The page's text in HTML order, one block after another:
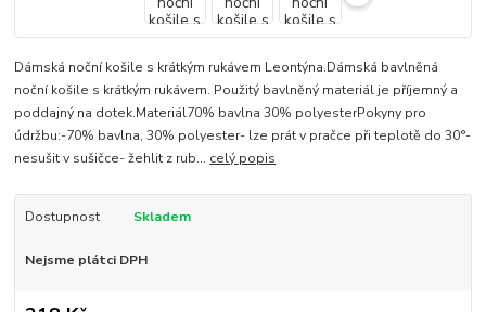
Dámská noční košile s krátkým rukávem Leontýna.Dámská bavlněná
noční košile s krátkým rukávem. Použitý bavlněný materiál je příjemný a
poddajný na dotek.Materiál70% bavlna 30% polyesterPokyny pro
údržbu:-70% bavlna, 30% polyester- lze prát v pračce při teplotě do 30°-
nesušit v sušičce- žehlit z rub... celý popis
Dostupnost Skladem
Nejsme plátci DPH